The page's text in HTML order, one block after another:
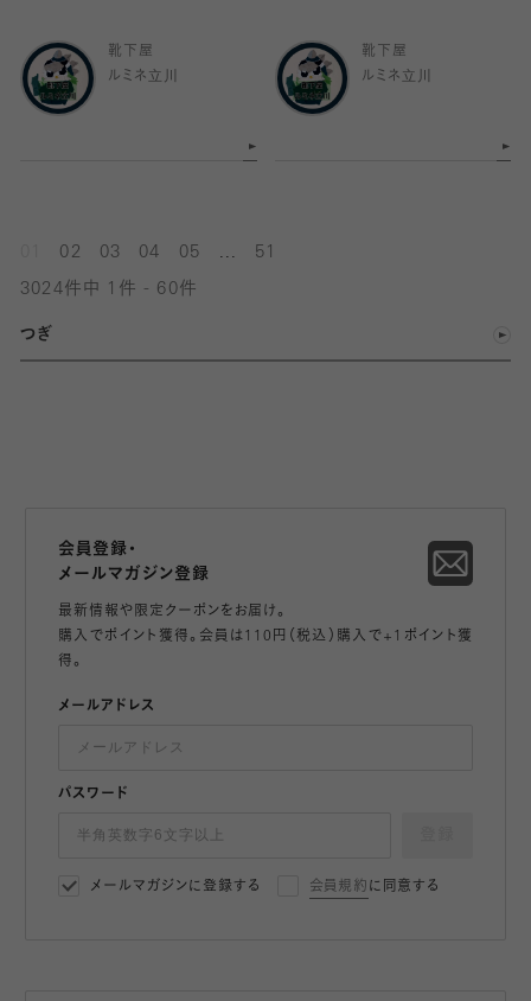
靴下屋
ルミネ立川
靴下屋
ルミネ立川
02 03 04 05 51
3024件中 1件 - 60件
つぎ
会員登録・
メールマガジン登録
最新情報や限定クーポンをお届け。
購入でポイント獲得。会員は110円（税込）購入で+1ポイント獲
得。
メールアドレス
パスワード
メールマガジンに登録する 会員規約 に同意する